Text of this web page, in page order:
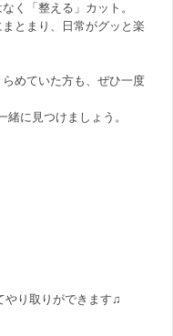
く「整える」カット。
とまり、日常がグッと楽
めていた方も、ぜひ一度
緒に見つけましょう。
り取りができます♫